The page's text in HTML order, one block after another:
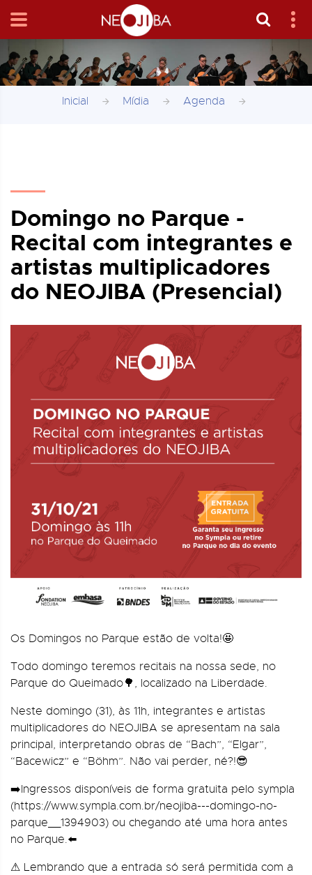
Inicial Mídia Agenda
Domingo no Parque -
Recital com integrantes e
artistas multiplicadores
do NEOJIBA (Presencial)
Os Domingos no Parque estão de volta!🤩
Todo domingo teremos recitais na nossa sede, no
Parque do Queimado🌳, localizado na Liberdade.
Neste domingo (31), às 11h, integrantes e artistas
multiplicadores do NEOJIBA se apresentam na sala
principal, interpretando obras de “Bach”, “Elgar”,
“Bacewicz” e “Böhm”. Não vai perder, né?!😎
➡️Ingressos disponíveis de forma gratuita pelo sympla
(https://www.sympla.com.br/neojiba---domingo-no-
parque__1394903) ou chegando até uma hora antes
no Parque.⬅️
⚠ Lembrando que a entrada só será permitida com a